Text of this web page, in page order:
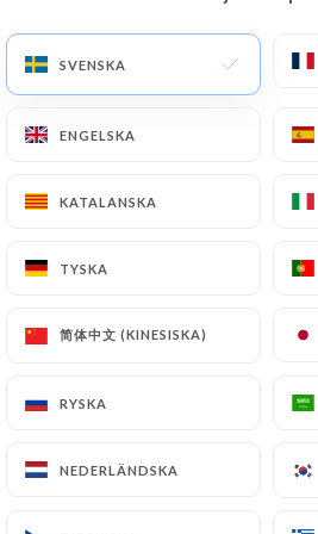
SVENSKA
ENGELSKA
KATALANSKA
TYSKA
简体中文 (KINESISKA)
RYSKA
NEDERLÄNDSKA
/
Kontakt
SVENSKA
ENGELSKA
KATALANSKA
TYSKA
简体中文 (KINESISKA)
RYSKA
NEDERLÄNDSKA